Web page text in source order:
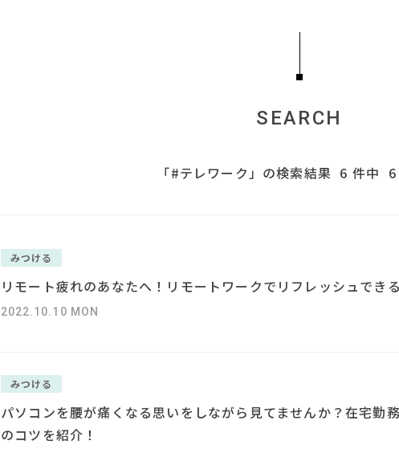
TAG LIST
#ファニタメ#大川家具#展示会#チェア #IDÉE #照明
#木図鑑
#タンスのゲン
#2022 春ドラマ
#ニトリ#材木屋のおやじとせがれ#一枚板 #石田ゆり子#IKEA#岡
#インテリアコーディネート
SEARCH
「#テレワーク」の検索結果 6 件中 6
みつける
リモート疲れのあなたへ！リモートワークでリフレッシュでき
2022.10.10 MON
みつける
パソコンを腰が痛くなる思いをしながら見てませんか？在宅勤
のコツを紹介！